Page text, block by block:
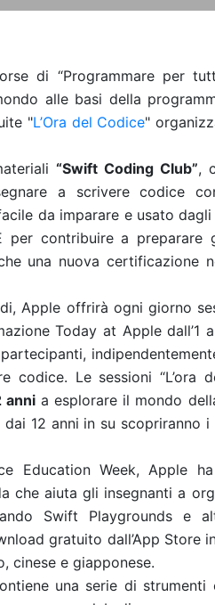
di “Programmare per
alle basi della
"L’Ora del Codice"
“Swift Coding Club”,
a scrivere codice
da imparare e usato
per contribuire a
una nuova certificazione
Apple offrirà ogni giorno
Today at Apple dall’1
codice. Le sessioni “L’ora
annia esplorare il mondo
12 anni in su scopriranno
Education Week, Apple
che aiuta gli insegnanti a
Swift Playgrounds e
gratuito dall’App Store
cinese e giapponese.
una serie di strumenti